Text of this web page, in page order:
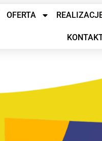
OFERTA